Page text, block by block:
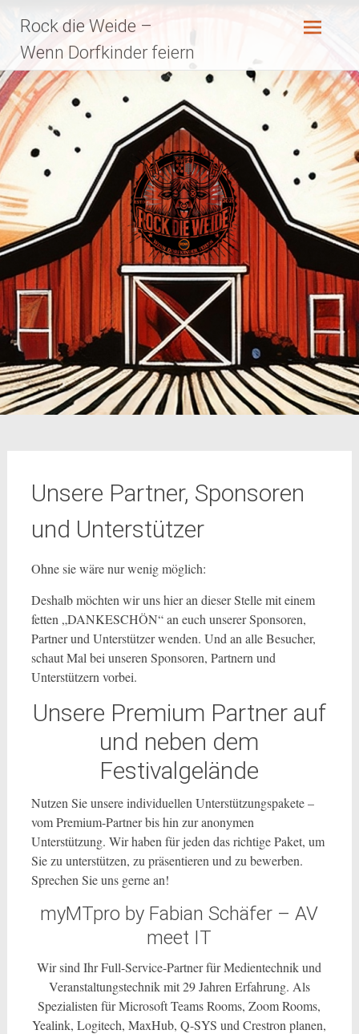
Inhalt
springen
Rock die Weide –
Wenn Dorfkinder feiern
Unsere Partner, Sponsoren
und Unterstützer
Ohne sie wäre nur wenig möglich:
Deshalb möchten wir uns hier an dieser Stelle mit einem
fetten „DANKESCHÖN“ an euch unserer Sponsoren,
Partner und Unterstützer wenden. Und an alle Besucher,
schaut Mal bei unseren Sponsoren, Partnern und
Unterstützern vorbei.
Unsere Premium Partner auf
und neben dem
Festivalgelände
Nutzen Sie unsere individuellen Unterstützungspakete –
vom Premium-Partner bis hin zur anonymen
Unterstützung. Wir haben für jeden das richtige Paket, um
Sie zu unterstützen, zu präsentieren und zu bewerben.
Sprechen Sie uns gerne an!
myMTpro by Fabian Schäfer – AV
meet IT
Wir sind Ihr Full-Service-Partner für Medientechnik und
Veranstaltungstechnik mit 29 Jahren Erfahrung. Als
Spezialisten für Microsoft Teams Rooms, Zoom Rooms,
Yealink, Logitech, MaxHub, Q-SYS und Crestron planen,